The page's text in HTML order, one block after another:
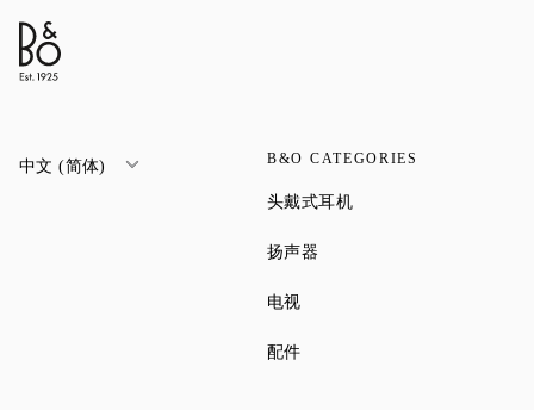
中文 (简体) B&O CATEGORIES
头戴式耳机
扬声器
电视Link Opens in New Tab
配件Link Opens in New Tab